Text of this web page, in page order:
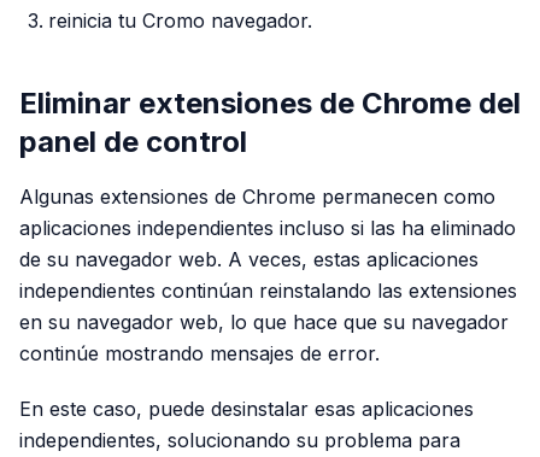
reinicia tu Cromo navegador.
Eliminar extensiones de Chrome del
panel de control
Algunas extensiones de Chrome permanecen como
aplicaciones independientes incluso si las ha eliminado
de su navegador web. A veces, estas aplicaciones
independientes continúan reinstalando las extensiones
en su navegador web, lo que hace que su navegador
continúe mostrando mensajes de error.
En este caso, puede desinstalar esas aplicaciones
independientes, solucionando su problema para